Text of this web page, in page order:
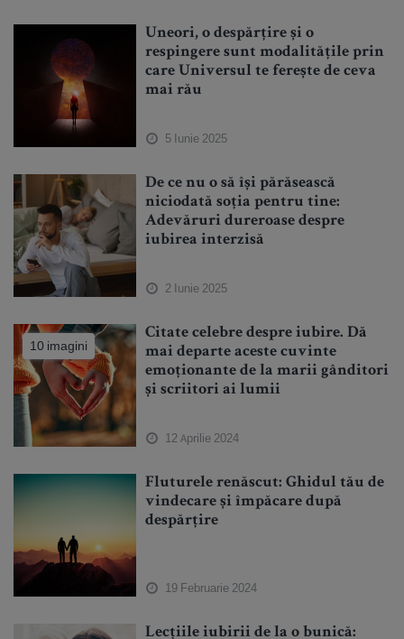
Uneori, o despărțire și o
respingere sunt modalitățile prin
care Universul te ferește de ceva
mai rău
5 Iunie 2025
De ce nu o să își părăsească
niciodată soția pentru tine:
Adevăruri dureroase despre
iubirea interzisă
2 Iunie 2025
10 imagini
Citate celebre despre iubire. Dă
mai departe aceste cuvinte
emoționante de la marii gânditori
și scriitori ai lumii
12 Aprilie 2024
Fluturele renăscut: Ghidul tău de
vindecare și împăcare după
despărțire
19 Februarie 2024
Lecțiile iubirii de la o bunică: